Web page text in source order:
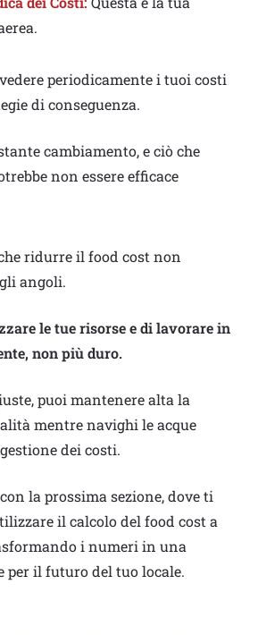
periodicamente i tuoi costi
di conseguenza.
cambiamento, e ciò che
non essere efficace
ridurre il food cost non
angoli.
le tue risorse e di lavorare in
non più duro.
puoi mantenere alta la
mentre navighi le acque
dei costi.
la prossima sezione, dove ti
il calcolo del food cost a
i numeri in una
per il futuro del tuo locale.